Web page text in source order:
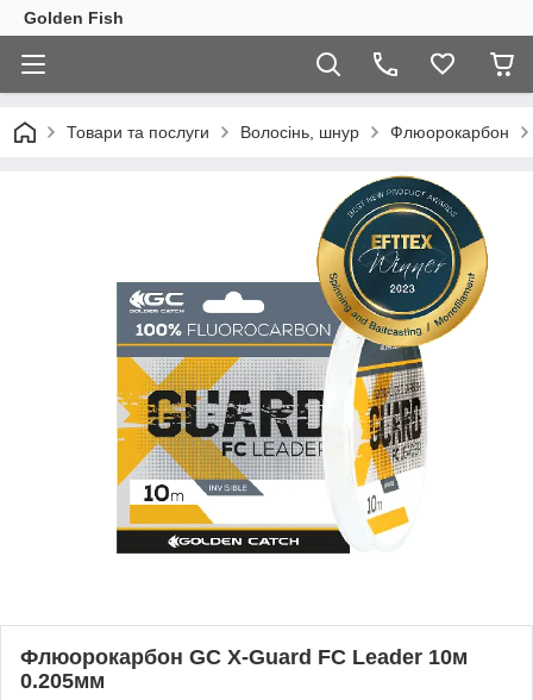
Golden Fish
Товари та послуги Волосінь, шнур Флюорокарбон
Флюорокарбон GC X-Guard FC Leader 10м
0.205мм